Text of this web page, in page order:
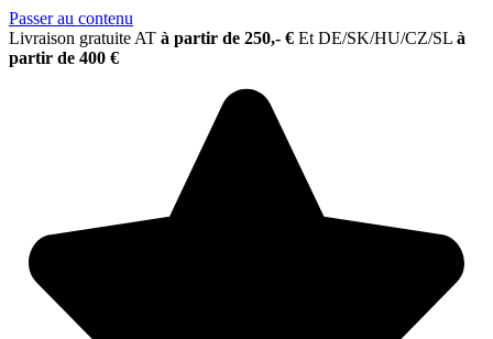
Passer au contenu
Livraison gratuite AT à partir de 250,- € Et DE/SK/HU/CZ/SL à
partir de 400 €